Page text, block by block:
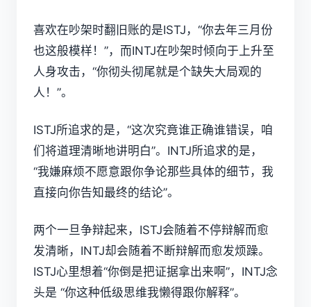
喜欢在吵架时翻旧账的是ISTJ，“你去年三月份
也这般模样！”，而INTJ在吵架时倾向于上升至
人身攻击，“你彻头彻尾就是个缺失大局观的
人！”。
ISTJ所追求的是，“这次究竟谁正确谁错误，咱
们将道理清晰地讲明白”。INTJ所追求的是，
“我嫌麻烦不愿意跟你争论那些具体的细节，我
直接向你告知最终的结论”。
两个一旦争辩起来，ISTJ会随着不停辩解而愈
发清晰，INTJ却会随着不断辩解而愈发烦躁。
ISTJ心里想着“你倒是把证据拿出来啊”，INTJ念
头是 “你这种低级思维我懒得跟你解释”。